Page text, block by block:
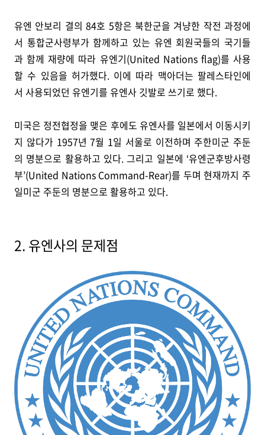
유엔 안보리 결의 84호 5항은 북한군을 겨냥한 작전 과정에
서 통합군사령부가 함께하고 있는 유엔 회원국들의 국기들
과 함께 재량에 따라 유엔기(United Nations flag)를 사용
할 수 있음을 허가했다. 이에 따라 맥아더는 팔레스타인에
서 사용되었던 유엔기를 유엔사 깃발로 쓰기로 했다.
미국은 정전협정을 맺은 후에도 유엔사를 일본에서 이동시키
지 않다가 1957년 7월 1일 서울로 이전하며 주한미군 주둔
의 명분으로 활용하고 있다. 그리고 일본에 ‘유엔군후방사령
부’(United Nations Command-Rear)를 두며 현재까지 주
일미군 주둔의 명분으로 활용하고 있다.
2. 유엔사의 문제점